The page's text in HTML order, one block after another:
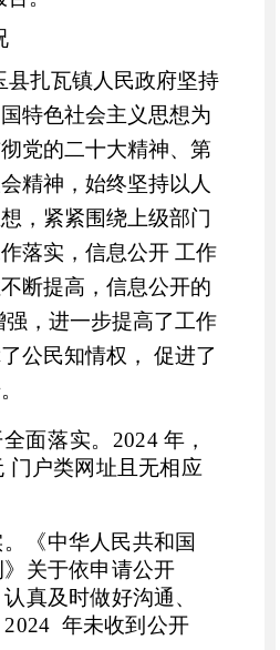
县扎瓦镇人民政府坚持
特色社会主义思想为
党的二十大精神、第
精神，始终坚持以人
，紧紧围绕上级部门
落实，信息公开 工作
断提高，信息公开的
，进一步提高了工作
公民知情权， 促进了
落实。 2024 年，
门户类网址且无相应
《中华人民共和国
关于依申请公开
真及时做好沟通、
2024 年未收到公开